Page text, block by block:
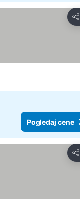
Deli
Pogledaj cene
Deli